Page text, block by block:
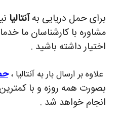
برای حمل دریایی بهآنتالیا
مشاوره با کارشناسان ما
اختیار داشته باشید .
علاوه بر ارسال بار به آنتالیا ،
بصورت همه روزه و با
انجام خواهد شد .